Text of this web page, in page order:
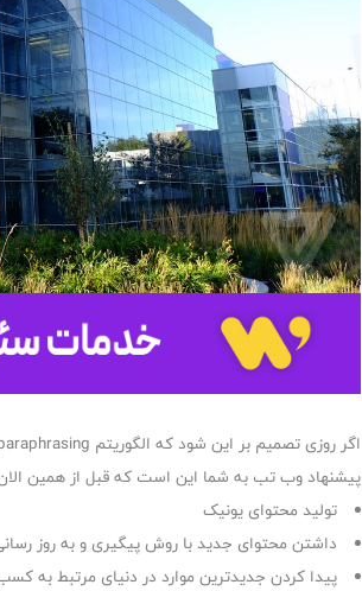
پیشنهاد وب تب به شما این است که قبل از همین الان
تولید محتوای یونیک
داشتن محتوای جدید با روش پیگیری و به روز
پیدا کردن جدیدترین موارد در دنیای مرتبط به